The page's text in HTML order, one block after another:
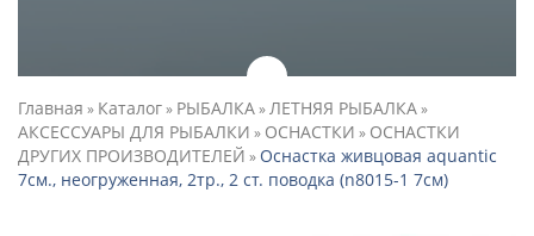
Главная » Каталог» РЫБАЛКА»ЛЕТНЯЯ РЫБАЛКА»
АКСЕССУАРЫ ДЛЯ РЫБАЛКИ » ОСНАСТКИ » ОСНАСТКИ
ДРУГИХ ПРОИЗВОДИТЕЛЕЙ » Оснастка живцовая aquantic
7см., неогруженная, 2тр., 2 ст. поводка (n8015-1 7см)